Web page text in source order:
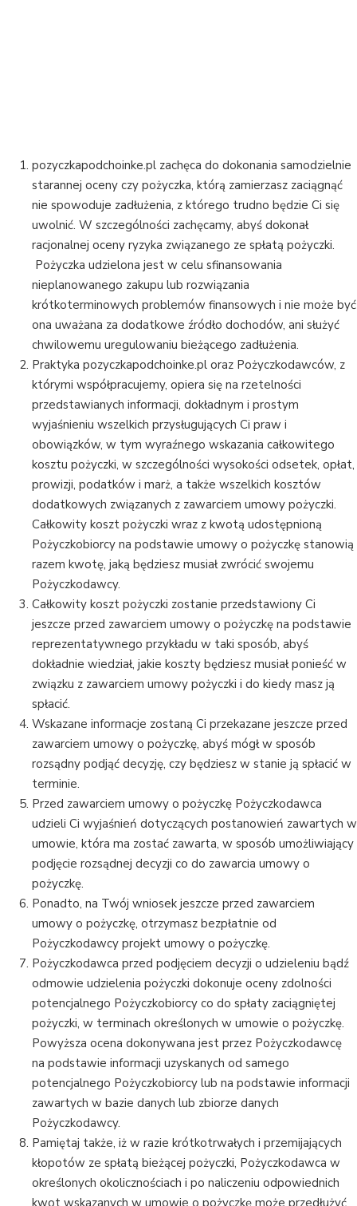
pozyczkapodchoinke.pl zachęca do dokonania samodzielnie
starannej oceny czy pożyczka, którą zamierzasz zaciągnąć
nie spowoduje zadłużenia, z którego trudno będzie Ci się
uwolnić. W szczególności zachęcamy, abyś dokonał
racjonalnej oceny ryzyka związanego ze spłatą pożyczki.
Pożyczka udzielona jest w celu sfinansowania
nieplanowanego zakupu lub rozwiązania
krótkoterminowych problemów finansowych i nie może być
ona uważana za dodatkowe źródło dochodów, ani służyć
chwilowemu uregulowaniu bieżącego zadłużenia.
Praktyka pozyczkapodchoinke.pl oraz Pożyczkodawców, z
którymi współpracujemy, opiera się na rzetelności
przedstawianych informacji, dokładnym i prostym
wyjaśnieniu wszelkich przysługujących Ci praw i
obowiązków, w tym wyraźnego wskazania całkowitego
kosztu pożyczki, w szczególności wysokości odsetek, opłat,
prowizji, podatków i marż, a także wszelkich kosztów
dodatkowych związanych z zawarciem umowy pożyczki.
Całkowity koszt pożyczki wraz z kwotą udostępnioną
Pożyczkobiorcy na podstawie umowy o pożyczkę stanowią
razem kwotę, jaką będziesz musiał zwrócić swojemu
Pożyczkodawcy.
Całkowity koszt pożyczki zostanie przedstawiony Ci
jeszcze przed zawarciem umowy o pożyczkę na podstawie
reprezentatywnego przykładu w taki sposób, abyś
dokładnie wiedział, jakie koszty będziesz musiał ponieść w
związku z zawarciem umowy pożyczki i do kiedy masz ją
spłacić.
Wskazane informacje zostaną Ci przekazane jeszcze przed
zawarciem umowy o pożyczkę, abyś mógł w sposób
rozsądny podjąć decyzję, czy będziesz w stanie ją spłacić w
terminie.
Przed zawarciem umowy o pożyczkę Pożyczkodawca
udzieli Ci wyjaśnień dotyczących postanowień zawartych w
umowie, która ma zostać zawarta, w sposób umożliwiający
podjęcie rozsądnej decyzji co do zawarcia umowy o
pożyczkę.
Ponadto, na Twój wniosek jeszcze przed zawarciem
umowy o pożyczkę, otrzymasz bezpłatnie od
Pożyczkodawcy projekt umowy o pożyczkę.
Pożyczkodawca przed podjęciem decyzji o udzieleniu bądź
odmowie udzielenia pożyczki dokonuje oceny zdolności
potencjalnego Pożyczkobiorcy co do spłaty zaciągniętej
pożyczki, w terminach określonych w umowie o pożyczkę.
Powyższa ocena dokonywana jest przez Pożyczkodawcę
na podstawie informacji uzyskanych od samego
potencjalnego Pożyczkobiorcy lub na podstawie informacji
zawartych w bazie danych lub zbiorze danych
Pożyczkodawcy.
Pamiętaj także, iż w razie krótkotrwałych i przemijających
kłopotów ze spłatą bieżącej pożyczki, Pożyczkodawca w
określonych okolicznościach i po naliczeniu odpowiednich
kwot wskazanych w umowie o pożyczkę może przedłużyć